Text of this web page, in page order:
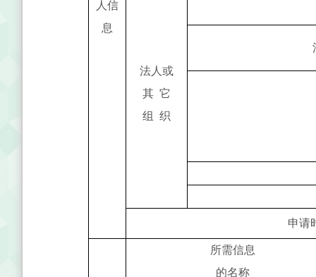
人信
息
法人或
其 它
组 织
申请
所需信息
的名称